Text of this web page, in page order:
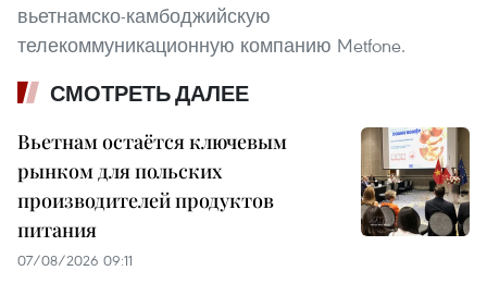
вьетнамско-камбоджийскую
телекоммуникационную компанию Metfone.
СМОТРЕТЬ ДАЛЕЕ
Вьетнам остаётся ключевым
рынком для польских
производителей продуктов
питания
07/08/2026 09:11